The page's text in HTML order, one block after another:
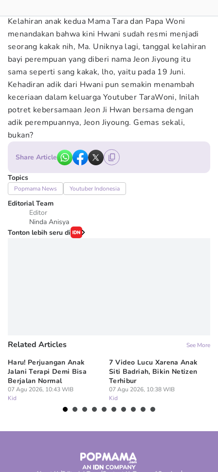
Kelahiran anak kedua Mama Tara dan Papa Woni
menandakan bahwa kini Hwani sudah resmi menjadi
seorang kakak nih, Ma. Uniknya lagi, tanggal kelahiran
bayi perempuan yang diberi nama Jeon Jiyoung itu
sama seperti sang kakak, lho, yaitu pada 19 Juni.
Kehadiran adik dari Hwani pun semakin menambah
keceriaan dalam keluarga Youtuber TaraWoni, Inilah
potret kebersamaan Jeon Ji Hwan bersama dengan
adik perempuannya, Jeon Jiyoung. Gemas sekali,
bukan?
Share Article
Topics
Popmama News Youtuber Indonesia
Editorial Team
Editor
Ninda Anisya
Tonton lebih seru di
Related Articles See More
Haru! Perjuangan Anak
Jalani Terapi Demi Bisa
Berjalan Normal
07 Agu 2026, 10:43 WIB
Kid
7 Video Lucu Xarena Anak
Siti Badriah, Bikin Netizen
Terhibur
07 Agu 2026, 10:38 WIB
Kid